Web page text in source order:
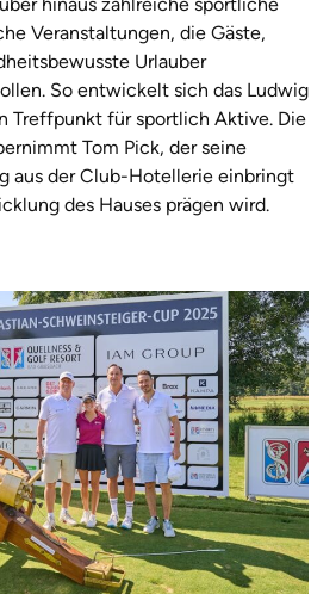
Veranstaltungen, die Gäste,
Urlauber
So entwickelt sich das Ludwig
Treffpunkt für sportlich Aktive. Die
Tom Pick, der seine
aus der Club-Hotellerie einbringt
des Hauses prägen wird.